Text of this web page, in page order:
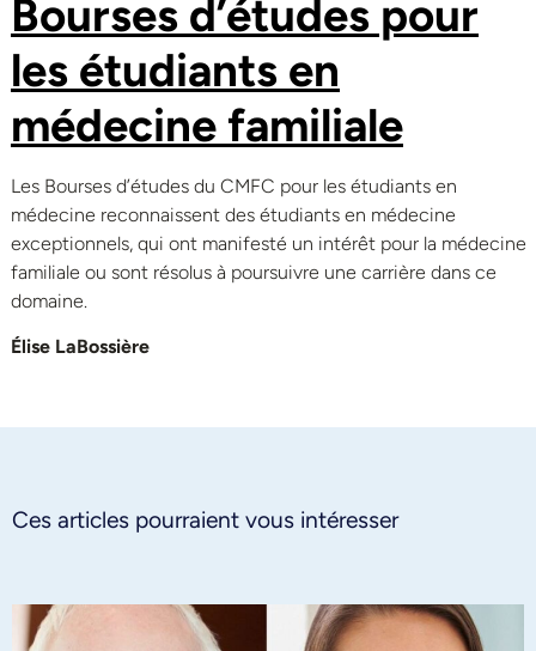
Bourses d’études pour
les étudiants en
médecine familiale
Les Bourses d’études du CMFC pour les étudiants en
médecine reconnaissent des étudiants en médecine
exceptionnels, qui ont manifesté un intérêt pour la médecine
familiale ou sont résolus à poursuivre une carrière dans ce
domaine.
Élise LaBossière
Ces articles pourraient vous intéresser